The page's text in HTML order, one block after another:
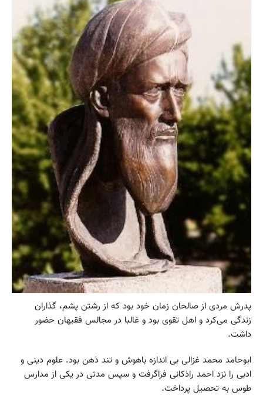
پدرش مردی از صالحان زمان خود بود که از رشتن پشم، گذاران
زندگی می‌کرد و اهل تقوی بود و غالبا در مجالس فقیهان حضور
داشت.
ابوحامد محمد غزالی بی اندازه باهوش و تند ذهن بود. علوم دینی و
ادبی را نزد احمد راذکانی فراگرفت و سپس مدتی در یکی از مدارس
طوس به تحصیل پرداخت.